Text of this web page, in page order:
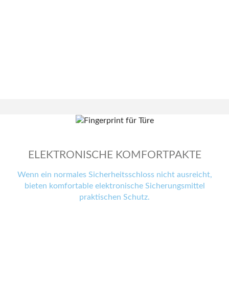
ELEKTRONISCHE KOMFORTPAKTE
Wenn ein normales Sicherheitsschloss nicht ausreicht,
bieten komfortable elektronische Sicherungsmittel
praktischen Schutz.